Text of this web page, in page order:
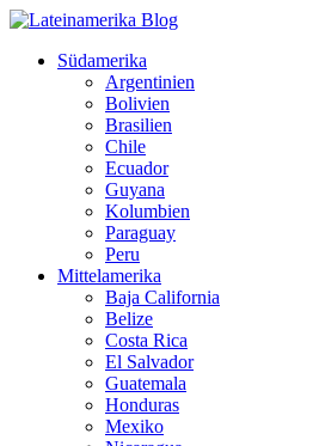
Südamerika
Argentinien
Bolivien
Brasilien
Chile
Ecuador
Guyana
Kolumbien
Paraguay
Peru
Mittelamerika
Baja California
Belize
Costa Rica
El Salvador
Guatemala
Honduras
Mexiko